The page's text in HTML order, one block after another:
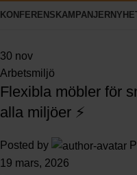
KONFERENS KAMPANJER
30 nov
Arbetsmiljö
Flexibla möbler för
alla miljöer ⚡
Posted by
19 mars, 2026